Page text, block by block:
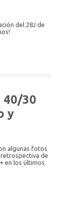
del 28J de
40/30
y
algunas fotos
de
en los últimos